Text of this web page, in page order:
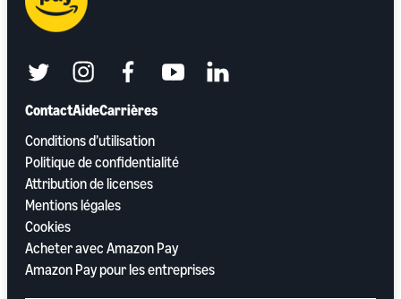
ContactAideCarrières
Conditions d’utilisation
Politique de confidentialité
Attribution de licenses
Mentions légales
Cookies
Acheter avec Amazon Pay
Amazon Pay pour les entreprises
twitterinstagramfacebookyoutubelinkedin